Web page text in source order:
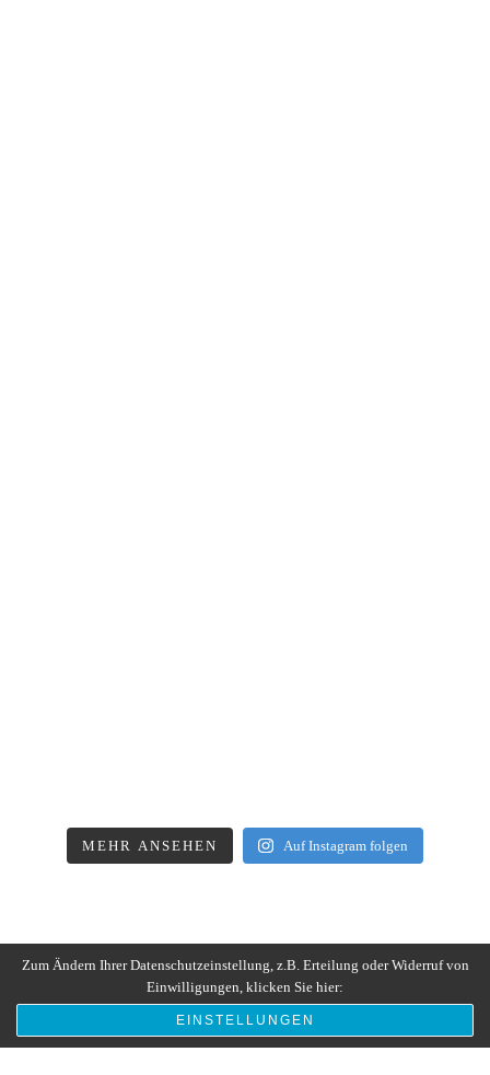
MEHR ANSEHEN Auf Instagram folgen
Zum Ändern Ihrer Datenschutzeinstellung, z.B. Erteilung oder Widerruf von
Einwilligungen, klicken Sie hier:
EINSTELLUNGEN